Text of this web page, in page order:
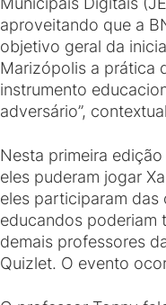
aproveitando que a
objetivo geral da
Marizópolis a prática
instrumento
adversário”,
Nesta primeira
eles puderam jogar
eles participaram das
educandos poderiam
demais professores
Quizlet. O evento